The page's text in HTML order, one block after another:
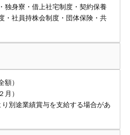
独身寮・借上社宅制度・契約保養
・社員持株会制度・団体保険・共
額）
月）
別途業績賞与を支給する場合があ